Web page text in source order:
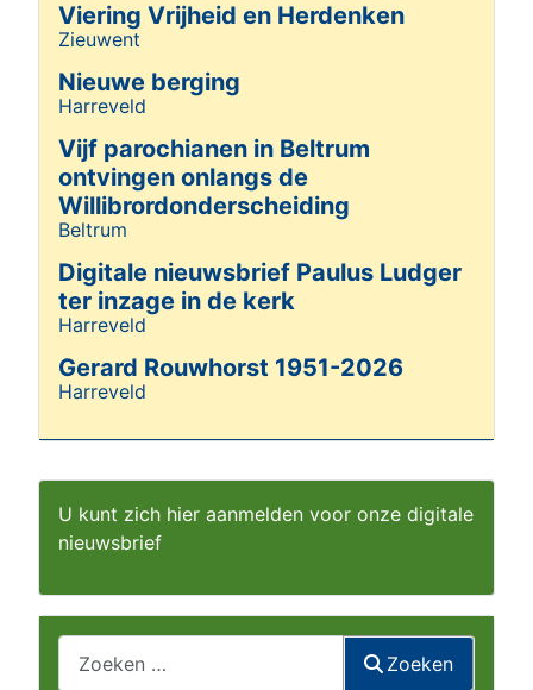
U kunt zich hier aanmelden voor onze digitale
nieuwsbrief
Zoeken
Viering Vrijheid en Herdenken
Details
Zieuwent
Nieuwe berging
Details
Harreveld
Vijf parochianen in Beltrum
ontvingen onlangs de
Willibrordonderscheiding
Details
Beltrum
Digitale nieuwsbrief Paulus Ludger
ter inzage in de kerk
Details
Harreveld
Gerard Rouwhorst 1951-2026
Details
Harreveld